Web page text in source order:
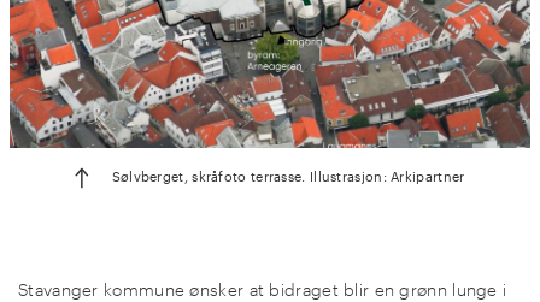
Sølvberget, skråfoto terrasse. Illustrasjon: Arkipartner
Stavanger kommune ønsker at bidraget blir en grønn lunge i